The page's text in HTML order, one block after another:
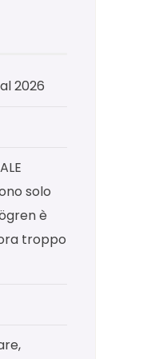
2026
solo
è
troppo